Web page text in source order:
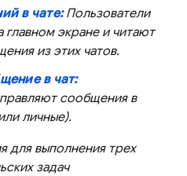
в чате:Пользователи
главном экране и читают
из этих чатов.
в чат:
сообщения в
личные).
для выполнения трех
задач